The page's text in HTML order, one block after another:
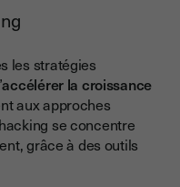
les stratégies
accélérer la croissance
aux approches
se concentre
grâce à des outils